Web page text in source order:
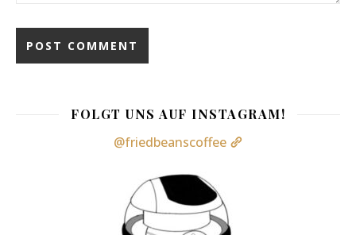
FOLGT UNS AUF INSTAGRAM!
@friedbeanscoffee